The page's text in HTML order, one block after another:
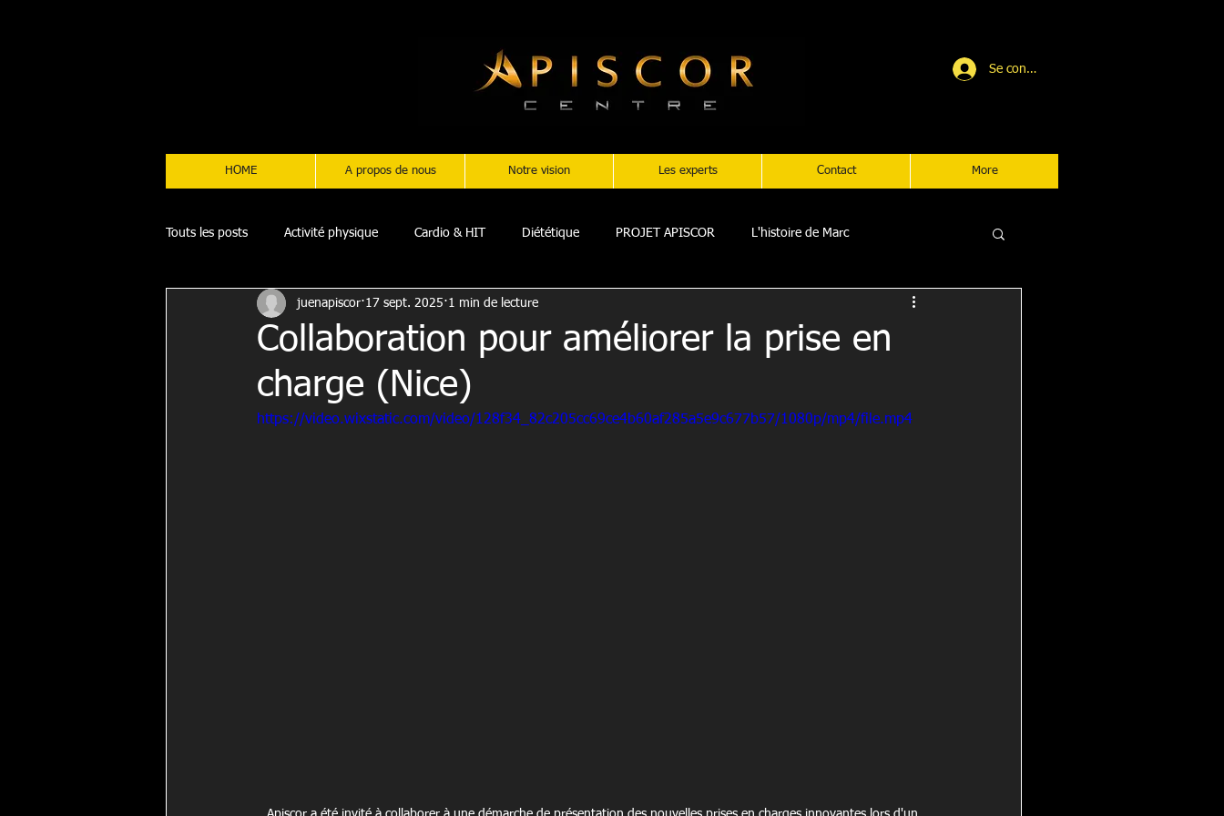
Adhérent
Se connecter
HOME A propos de nous Notre vision Les experts Contact More
Touts les posts Activité physique Cardio & HIT Diététique PROJET APISCOR L'histoire de Marc
Collaboration pour améliorer la prise en
charge (Nice)
juenapiscor 17 sept. 2025 1 min de lecture
https://video.wixstatic.com/video/128f34_82c205cc69ce4b60af285a5e9c677b57/1080p/mp4/file.mp4